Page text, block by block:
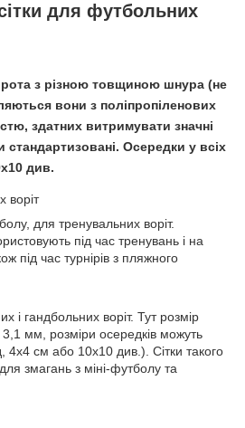
для футбольних
з різною товщиною шнура (не
вони з поліпропіленових
здатних витримувати значні
стандартизовані. Осередки у всіх
див.
для тренувальних воріт.
під час тренувань і на
під час турнірів з пляжного
і гандбольних воріт. Тут розмір
мм, розміри осередків можуть
4х4 см або 10х10 див.). Сітки такого
змагань з міні-футболу та